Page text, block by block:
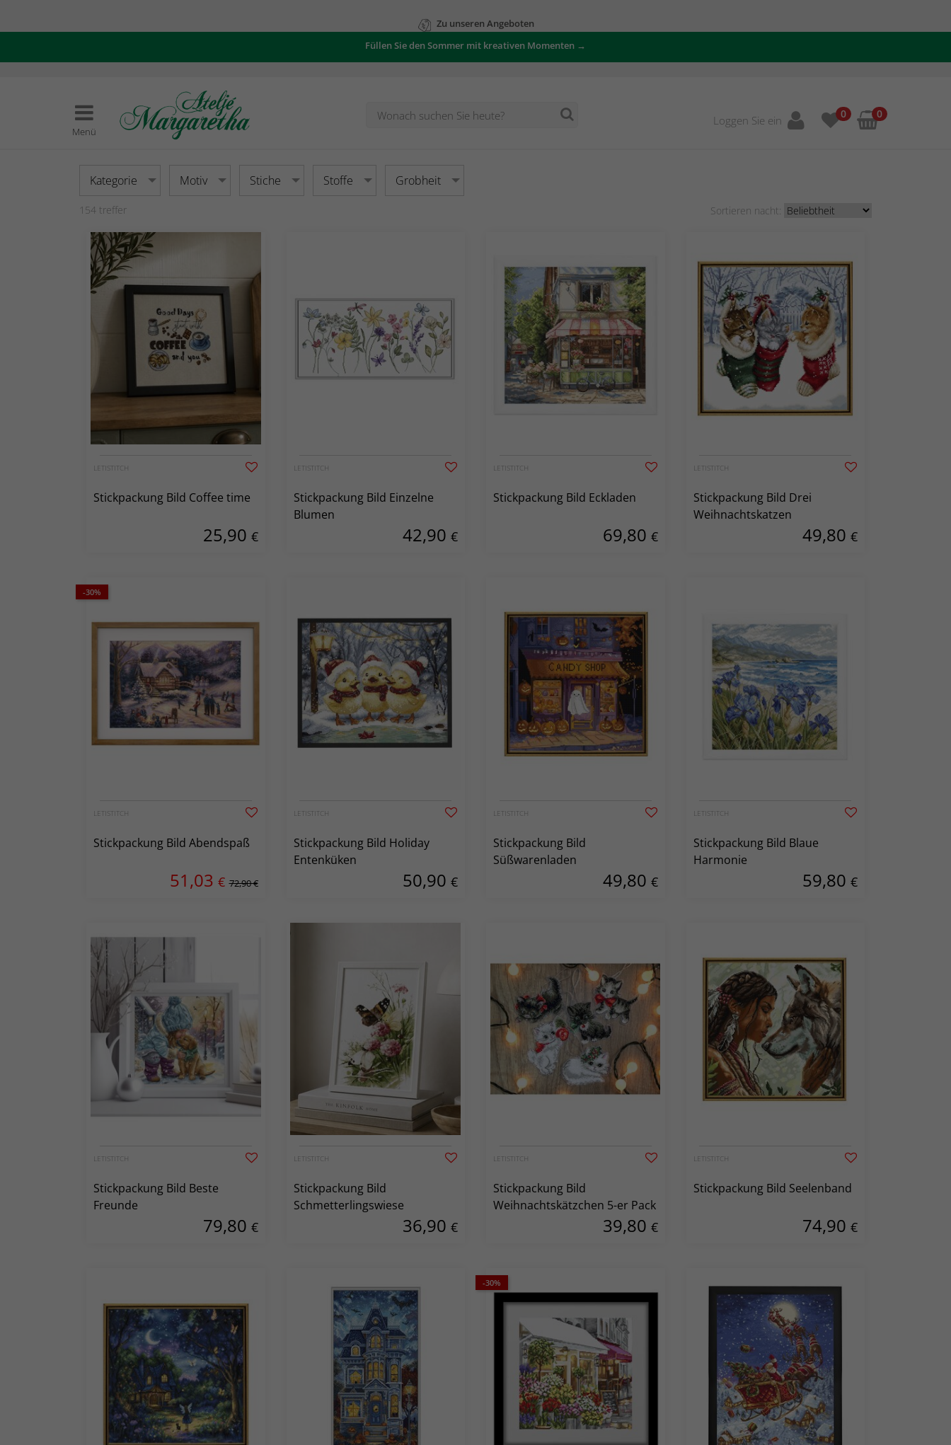
Füllen Sie den Sommer mit kreativen Momenten →
Menü
Loggen Sie ein 0 0
Kategorie Motiv Stiche Stoffe Grobheit
154 treffer Sortieren nacht:
LETISTITCH
Stickpackung Bild Coffee time
25,90 €
LETISTITCH
Stickpackung Bild Einzelne
Blumen
42,90 €
LETISTITCH
Stickpackung Bild Eckladen
69,80 €
LETISTITCH
Stickpackung Bild Drei
Weihnachtskatzen
49,80 €
-30%
LETISTITCH
Stickpackung Bild Abendspaß
51,03 € 72,90 €
LETISTITCH
Stickpackung Bild Holiday
Entenküken
50,90 €
LETISTITCH
Stickpackung Bild
Süßwarenladen
49,80 €
LETISTITCH
Stickpackung Bild Blaue
Harmonie
59,80 €
LETISTITCH
Stickpackung Bild Beste
Freunde
79,80 €
LETISTITCH
Stickpackung Bild
Schmetterlingswiese
36,90 €
LETISTITCH
Stickpackung Bild
Weihnachtskätzchen 5-er Pack
39,80 €
LETISTITCH
Stickpackung Bild Seelenband
74,90 €
-30%